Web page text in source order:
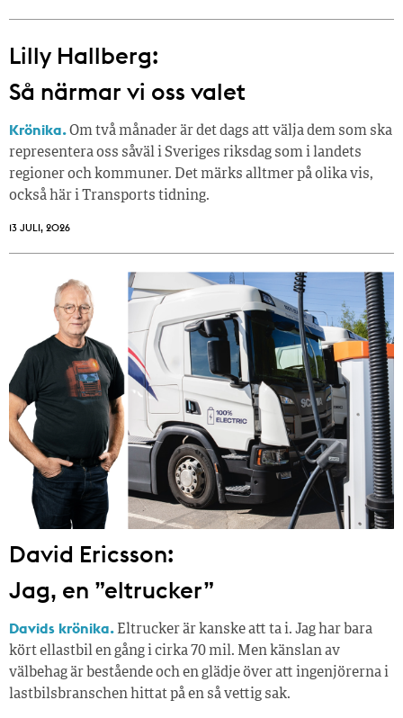
Lilly Hallberg:
Så närmar vi oss valet
Krönika.Om två månader är det dags att välja dem som ska
representera oss såväl i Sveriges riksdag som i landets
regioner och kommuner. Det märks alltmer på olika vis,
också här i Transports tidning.
13 JULI, 2026
David Ericsson:
Jag, en ”eltrucker”
Davids krönika. Eltrucker är kanske att ta i. Jag har bara
kört ellastbil en gång i cirka 70 mil. Men känslan av
välbehag är bestående och en glädje över att ingenjörerna i
lastbilsbranschen hittat på en så vettig sak.